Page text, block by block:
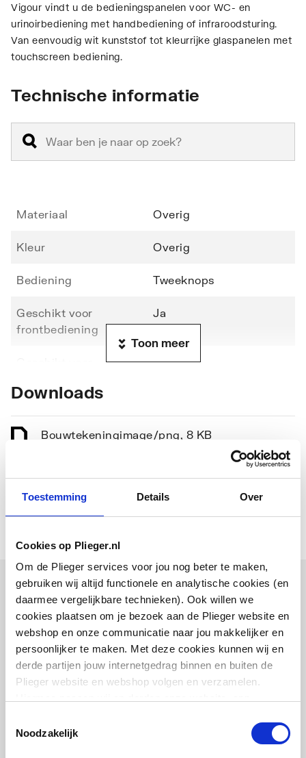
Toestemming Details Over
Cookies op Plieger.nl
Om de Plieger services voor jou nog beter te maken,
gebruiken wij altijd functionele en analytische cookies (en
daarmee vergelijkbare technieken). Ook willen we
cookies plaatsen om je bezoek aan de Plieger website en
webshop en onze communicatie naar jou makkelijker en
persoonlijker te maken. Met deze cookies kunnen wij en
derde partijen jouw internetgedrag binnen en buiten de
Plieger website en webshop volgen en verzamelen.
We slaan je cookievoorkeur op in je browser.
Noodzakelijk
Vigour vindt u de bedieningspanelen voor WC- en
urinoirbediening met handbediening of infraroodsturing.
Van eenvoudig wit kunststof tot kleurrijke glaspanelen met
touchscreen bediening.
Technische informatie
Materiaal Overig
Kleur Overig
Bediening Tweeknops
Geschikt voor
frontbediening
Ja
Nee
Hoogte 121
Toon meer
Downloads
Bouwtekeningimage/png 8 KB
Combinatie artikelen
Vaak samen gekocht
Plieger Flat renovatie